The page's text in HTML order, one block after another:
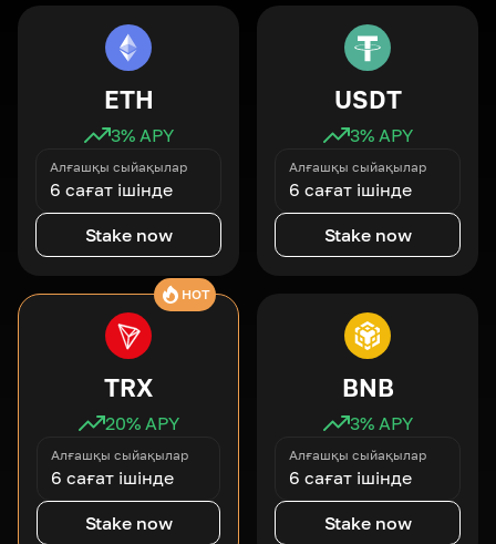
ETH
3% APY
Алғашқы сыйақылар
6 сағат ішінде
Stake now
USDT
3% APY
Алғашқы сыйақылар
6 сағат ішінде
Stake now
HOT
TRX
20% APY
Алғашқы сыйақылар
6 сағат ішінде
Stake now
BNB
3% APY
Алғашқы сыйақылар
6 сағат ішінде
Stake now